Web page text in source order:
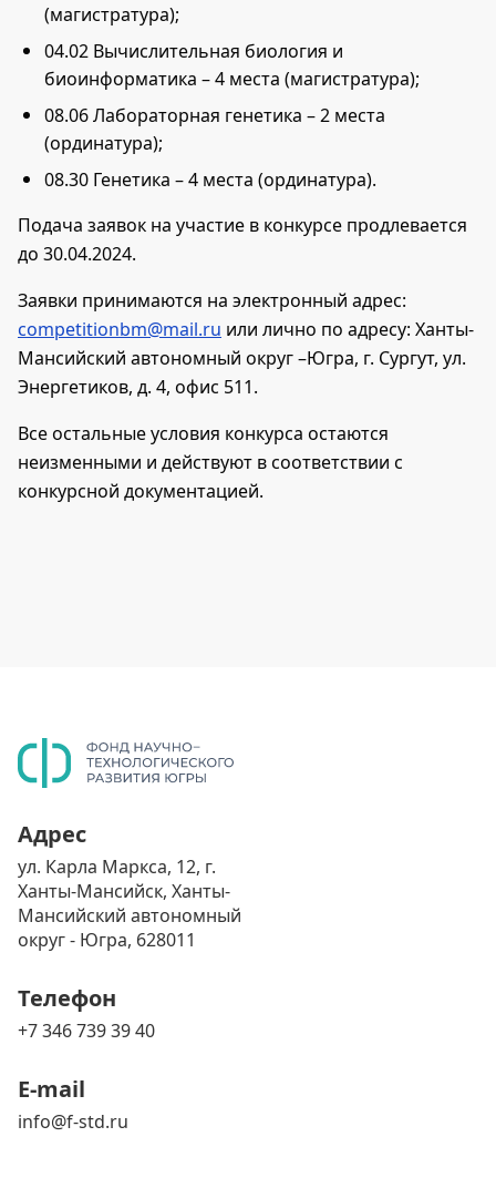
(магистратура);
04.02 Вычислительная биология и
биоинформатика – 4 места (магистратура);
08.06 Лабораторная генетика – 2 места
(ординатура);
08.30 Генетика – 4 места (ординатура).
Подача заявок на участие в конкурсе продлевается
до 30.04.2024.
Заявки принимаются на электронный адрес:
competitionbm@mail.ru или лично по адресу: Ханты-
Мансийский автономный округ –Югра, г. Сургут, ул.
Энергетиков, д. 4, офис 511.
Все остальные условия конкурса остаются
неизменными и действуют в соответствии с
конкурсной документацией.
Адрес
ул. Карла Маркса, 12, г.
Ханты-Мансийск, Ханты-
Мансийский автономный
округ - Югра, 628011
Телефон
+7 346 739 39 40
E-mail
info@f-std.ru